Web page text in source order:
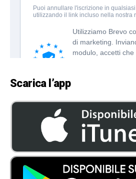
Scarica l’app